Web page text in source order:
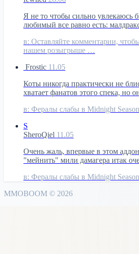
Я не то чтобы сильно увлекаюсь
любимый все равно есть:
в: Оставляйте комментарии,
нашем розыгрыше …
Frostic 11.05
Коты никогда практически не
хватает фанатов этого спека, но
в: Фералы слабы в Midnight
S
SheroQiel 11.05
Очень жаль, впервые в этом
"мейнить" мили дамагера итак
в: Фералы слабы в Midnight
MMOBOOM © 2026